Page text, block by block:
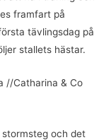
framfart på
tävlingsdag på
stallets hästar.
//Catharina & Co
stormsteg och det